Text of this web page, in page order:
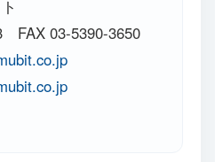
FAX 03-5390-3650